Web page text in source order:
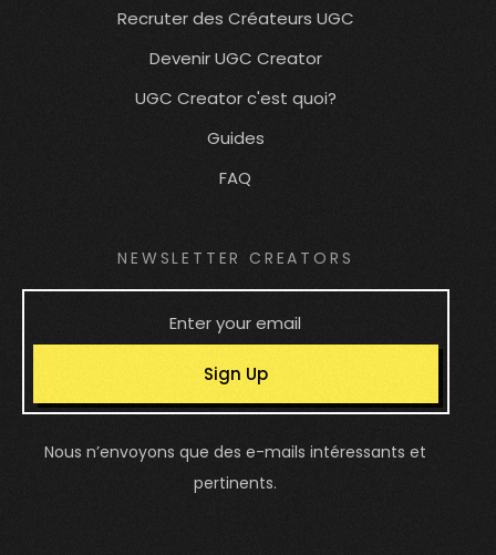
Recruter des Créateurs UGC
Devenir UGC Creator
UGC Creator c'est quoi?
Guides
FAQ
NEWSLETTER CREATORS
Sign Up
Nous n’envoyons que des e-mails intéressants et
pertinents.